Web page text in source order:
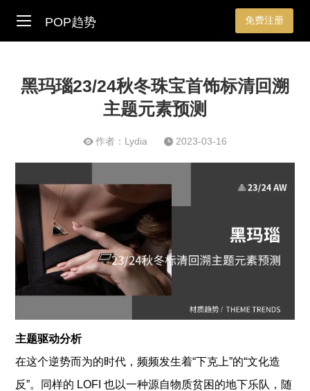
POP趋势 免费注册
黑玛瑙23/24秋冬珠宝首饰标清回溯
主题元素预测
作者：Lydia 2023-03-16
主题驱动分析
在这个逆势而为的时代，频频发生着“下克上”的“文化造
反”。同样的 LOFI 也以一种源自物质贫困的地下乐队，随